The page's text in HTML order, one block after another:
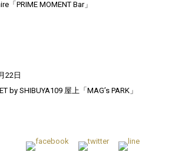
22日
by SHIBUYA109 屋上「MAG’s PARK」